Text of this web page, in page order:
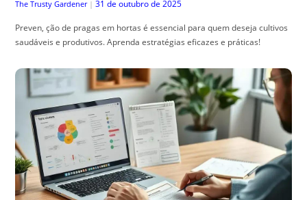
The Trusty Gardener | 31 de outubro de 2025
Preven, ção de pragas em hortas é essencial para quem deseja cultivos
saudáveis e produtivos. Aprenda estratégias eficazes e práticas!